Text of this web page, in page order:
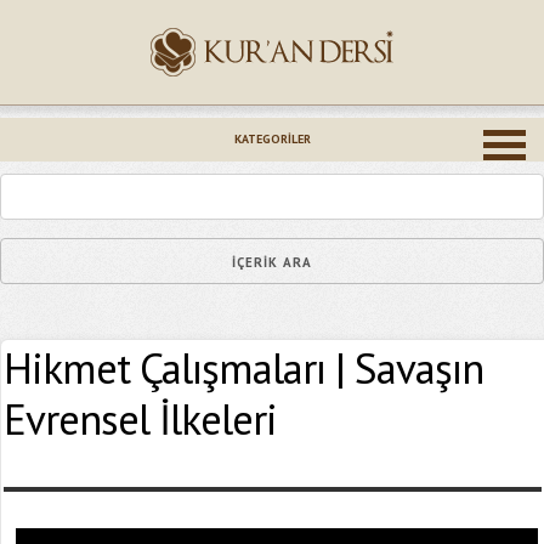
KATEGORILER
Hikmet Çalışmaları | Savaşın
Evrensel İlkeleri
Epostanız (*)
Yaşadığınız Hatanın Ayrıntıları